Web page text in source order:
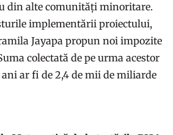
din alte comunități minoritare.
implementării proiectului,
Jayapa propun noi impozite
colectată de pe urma acestor
ar fi de 2,4 de mii de miliarde